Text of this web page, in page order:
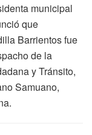
municipal
que
Barrientos fue
de la
y Tránsito,
Samuano,